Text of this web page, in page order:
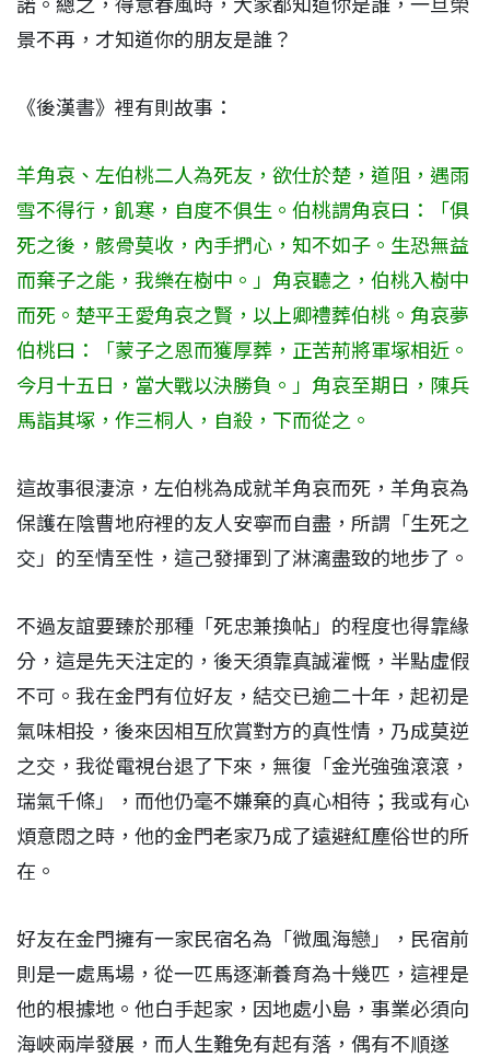
景不再，才知道你的朋友是誰？
《後漢書》裡有則故事：
羊角哀、左伯桃二人為死友，欲仕於楚，道阻，遇雨
雪不得行，飢寒，自度不俱生。伯桃謂角哀曰：「俱
死之後，骸骨莫收，內手捫心，知不如子。生恐無益
而棄子之能，我樂在樹中。」角哀聽之，伯桃入樹中
而死。楚平王愛角哀之賢，以上卿禮葬伯桃。角哀夢
伯桃曰：「蒙子之恩而獲厚葬，正苦荊將軍塚相近。
今月十五日，當大戰以決勝負。」角哀至期日，陳兵
馬詣其塚，作三桐人，自殺，下而從之。
這故事很淒涼，左伯桃為成就羊角哀而死，羊角哀為
保護在陰曹地府裡的友人安寧而自盡，所謂「生死之
交」的至情至性，這己發揮到了淋漓盡致的地步了。
不過友誼要臻於那種「死忠兼換帖」的程度也得靠緣
分，這是先天注定的，後天須靠真誠灌慨，半點虛假
不可。我在金門有位好友，結交已逾二十年，起初是
氣味相投，後來因相互欣賞對方的真性情，乃成莫逆
之交，我從電視台退了下來，無復「金光強強滾滾，
瑞氣千條」，而他仍毫不嫌棄的真心相待；我或有心
煩意悶之時，他的金門老家乃成了遠避紅塵俗世的所
在。
好友在金門擁有一家民宿名為「微風海戀」，民宿前
則是一處馬場，從一匹馬逐漸養育為十幾匹，這裡是
他的根據地。他白手起家，因地處小島，事業必須向
海峽兩岸發展，而人生難免有起有落，偶有不順遂